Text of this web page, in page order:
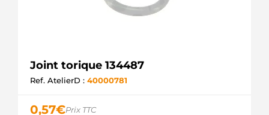
Joint torique 134487
Ref. AtelierD : 40000781
0,57€Prix TTC